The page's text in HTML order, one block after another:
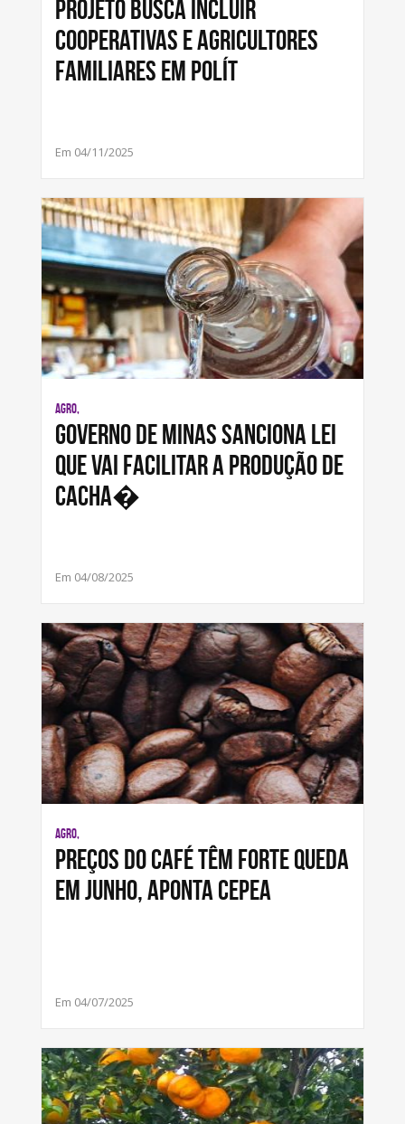
Projeto busca incluir
cooperativas e agricultores
familiares em polít
Em 04/11/2025
AGRO,
Governo de Minas sanciona lei
que vai facilitar a produção de
cacha�
Em 04/08/2025
AGRO,
Preços do café têm forte queda
em junho, aponta Cepea
Em 04/07/2025